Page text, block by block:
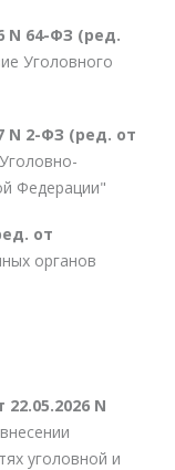
N 64-ФЗ (ред.
Уголовного
N 2-ФЗ (ред. от
Федерации"
от
органов
N
уголовной и